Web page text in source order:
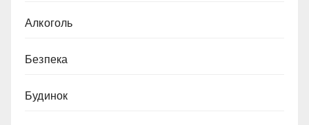
Алкоголь
Безпека
Будинок